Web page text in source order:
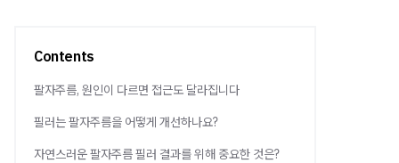
Contents
팔자주름, 원인이 다르면 접근도 달라집니다
필러는 팔자주름을 어떻게 개선하나요?
자연스러운 팔자주름 필러 결과를 위해 중요한 것은?